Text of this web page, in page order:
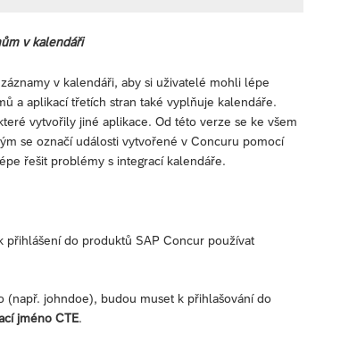
v kalendáři
v kalendáři, aby si uživatelé mohli lépe
a aplikací třetích stran také vyplňuje kalendáře.
vytvořily jiné aplikace. Od této verze se ke všem
se označí události vytvořené v Concuru pomocí
řešit problémy s integrací kalendáře.
do produktů SAP Concur používat
(např. johndoe), budou muset k přihlašování do
jméno CTE.